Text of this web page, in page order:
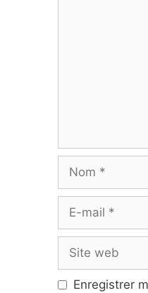
mail
web
Enregistrer